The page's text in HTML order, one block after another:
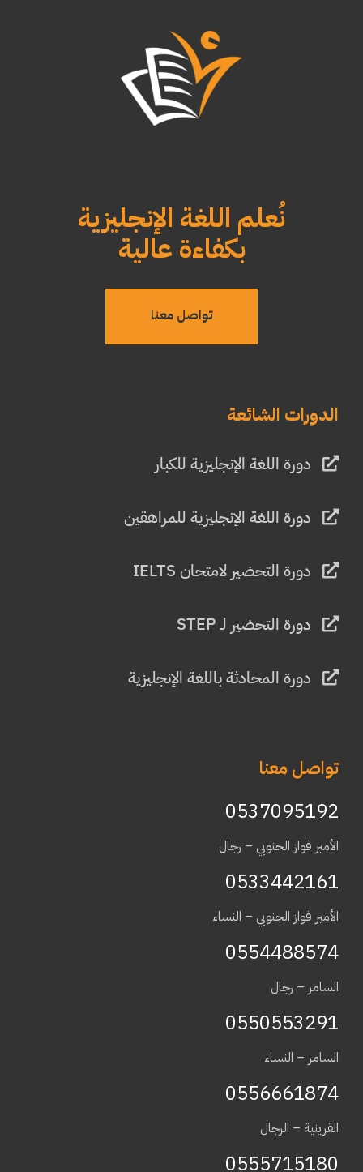
نُعلم اللغة الإنجليزية
بكفاءة عالية
تواصل معنا
الدورات الشائعة
دورة اللغة الإنجليزية للكبار
دورة اللغة الإنجليزية للمراهقين
دورة التحضير لامتحان IELTS
دورة التحضير لـ STEP
دورة المحادثة باللغة الإنجليزية
تواصل معنا
0537095192
الأمير فواز الجنوبي – رجال
0533442161
الأمير فواز الجنوبي – النساء
0554488574
السامر – رجال
0550553291
السامر – النساء
0556661874
القرينية – الرجال
0555715180